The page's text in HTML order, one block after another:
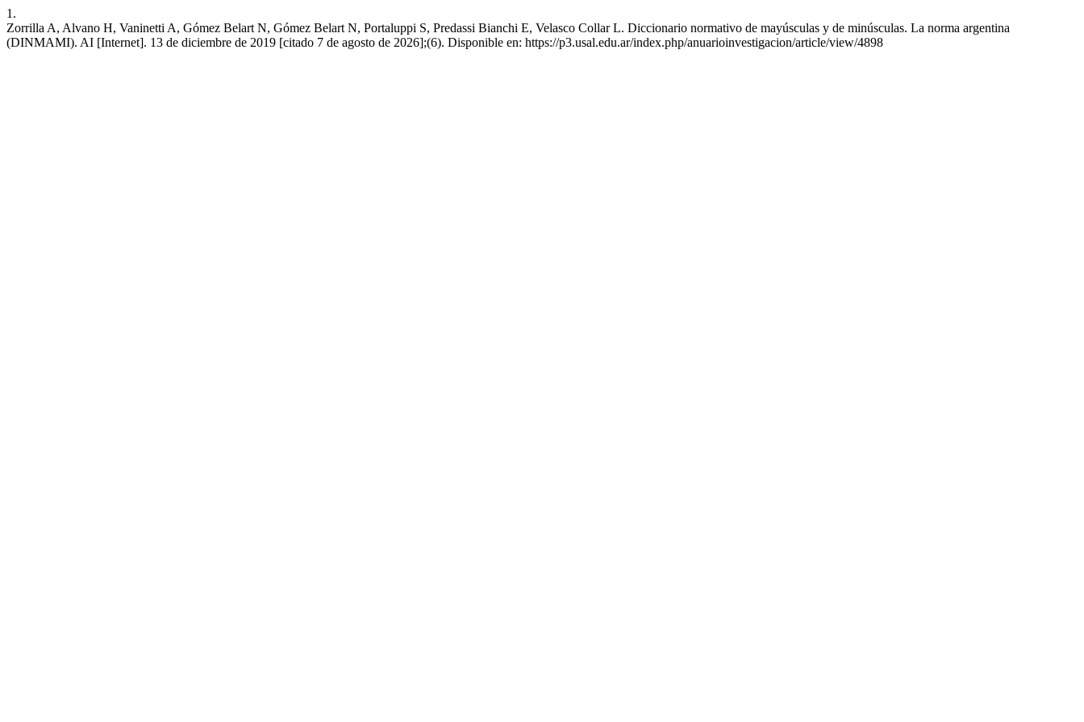
1.
Zorrilla A, Alvano H, Vaninetti A, Gómez Belart N, Gómez Belart N, Portaluppi S, Predassi Bianchi E, Velasco Collar L. Diccionario normativo de mayúsculas y de minúsculas. La norma argentina
(DINMAMI). AI [Internet]. 13 de diciembre de 2019 [citado 7 de agosto de 2026];(6). Disponible en: https://p3.usal.edu.ar/index.php/anuarioinvestigacion/article/view/4898